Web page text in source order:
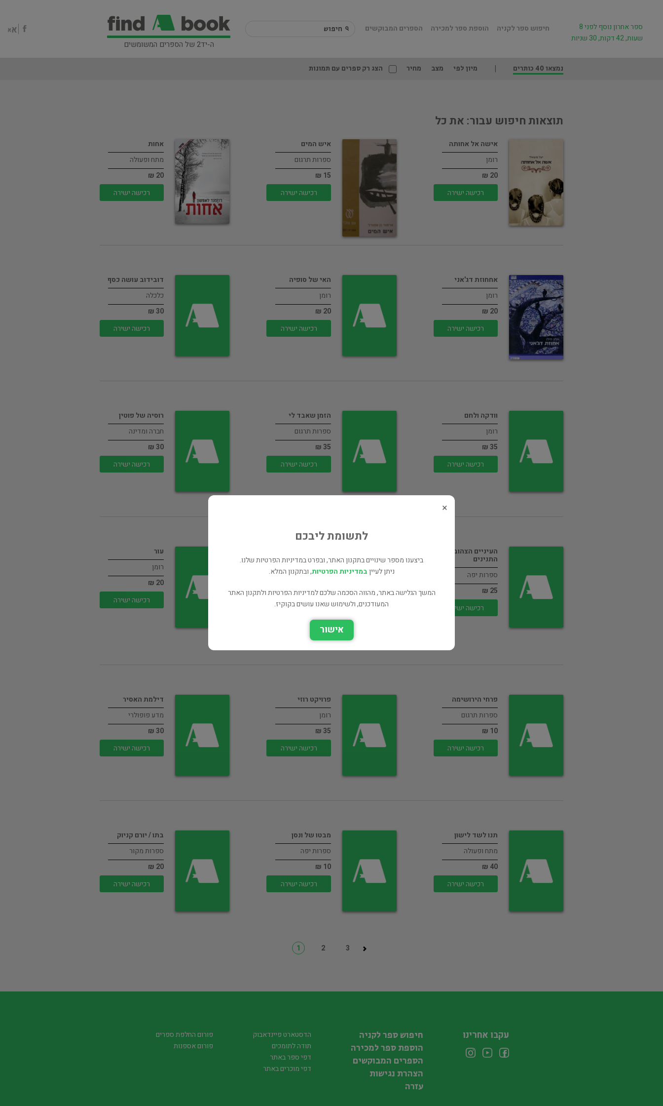
ה-יד2 של הספרים המשומשים
חיפוש ספר לקניה הוספת ספר למכירה הספרים המבוקשים
ספר אחרון נוסף לפני 8
שעות, 42 דקות, 30 שניות
נמצאו 40 כותרים מיון לפי מצב מחיר הצג רק ספרים עם תמונות
תוצאות חיפוש עבור: את כל
אישה אל אחותה
רומן
20 ₪
רכישה ישירה
איש המים
ספרות תרגום
15 ₪
רכישה ישירה
אחות
מתח ופעולה
20 ₪
רכישה ישירה
אחחוזת דג'אני
רומן
20 ₪
רכישה ישירה
האי של סופיה
רומן
20 ₪
רכישה ישירה
דובידוב עושה כסף
כלכלה
30 ₪
רכישה ישירה
וודקה ולחם
רומן
35 ₪
רכישה ישירה
הזמן שאבד לי
ספרות תרגום
35 ₪
רכישה ישירה
רוסיה של פוטין
חברה ומדינה
30 ₪
רכישה ישירה
העיניים הצהובות של
התנינים
ספרות יפה
25 ₪
רכישה ישירה
לקסיקון לפירוש
רכישה ישירה
עור
רומן
20 ₪
רכישה ישירה
פרחי הירושימה
ספרות תרגום
10 ₪
רכישה ישירה
פרויקט רוזי
רומן
35 ₪
רכישה ישירה
דילמת האסיר
מדע פופולרי
30 ₪
רכישה ישירה
תנו לשד לישון
מתח ופעולה
40 ₪
רכישה ישירה
מבטו של ונסן
ספרות יפה
10 ₪
רכישה ישירה
בתו / יורם קניוק
ספרות מקור
20 ₪
רכישה ישירה
1 2 3
×
לתשומת ליבכם
ביצענו מספר שינויים בתקנון האתר, ובפרט במדיניות הפרטיות שלנו.
ניתן לעייןבמדיניות הפרטיות, ובתקנון המלא.
המשך הגלישה באתר, מהווה הסכמה שלכם למדיניות הפרטיות ולתקנון האתר
המעודכנים, ולשימוש שאנו עושים בקוקיז.
אישור
עקבו אחרינו
חיפוש ספר לקניה
הוספת ספר למכירה
הספרים המבוקשים
הצהרת נגישות
עזרה
הדסטארט פיינדאבוק
תודה לתומכים
דפי ספר באתר
דפי מוכרים באתר
פורום החלפת ספרים
פורום אספנות